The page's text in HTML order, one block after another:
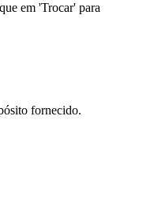
em 'Trocar' para
fornecido.